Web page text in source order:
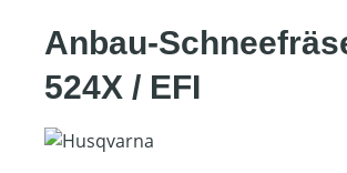
Anbau-
524X / EFI